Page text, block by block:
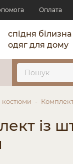
Оплата
спідня білизна
одяг для дому
костюми
із